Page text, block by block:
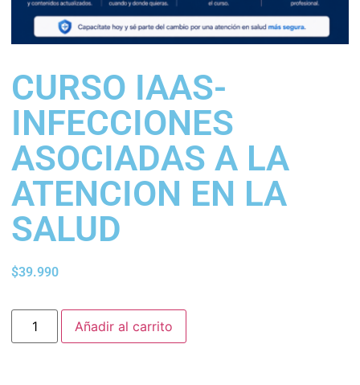
CURSO IAAS-
INFECCIONES
ASOCIADAS A LA
ATENCION EN LA
SALUD
$39.990
Añadir al carrito